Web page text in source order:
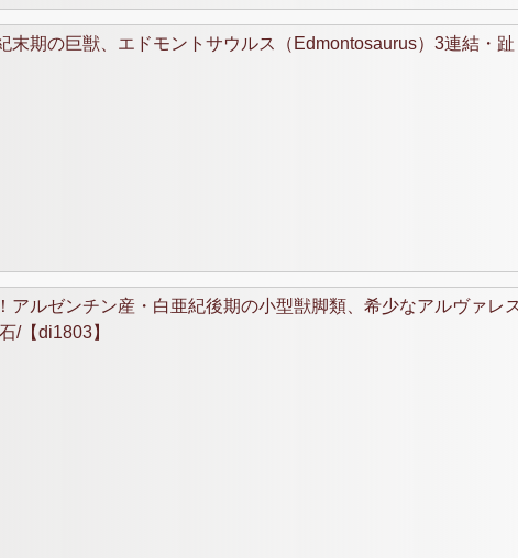
期の巨獣、エドモントサウルス（Edmontosaurus）3連結・趾
ルゼンチン産・白亜紀後期の小型獣脚類、希少なアルヴァレ
/【di1803】